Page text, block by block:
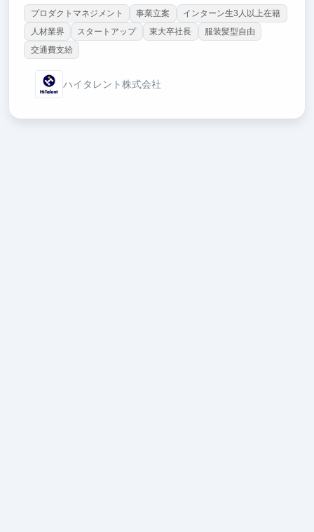
プロダクトマネジメント 事業立案
インターン生3人以上在籍
人材業界
スタートアップ 東大卒社長
服装髪型自由
交通費支給
ハイタレント株式会社